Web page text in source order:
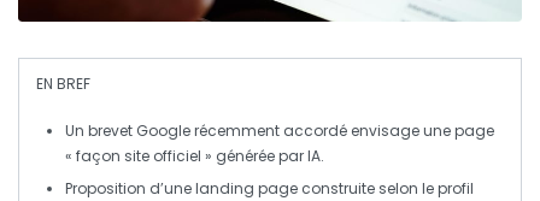
EN BREF
Un brevet Googlerécemment accordé envisage une page
« façon site officiel » générée parIA.
Proposition d’unelanding page construite selon leprofil